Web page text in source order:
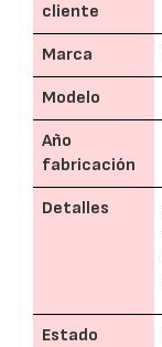
cliente
Marca
Modelo
Año
fabricación
Detalles
Estado